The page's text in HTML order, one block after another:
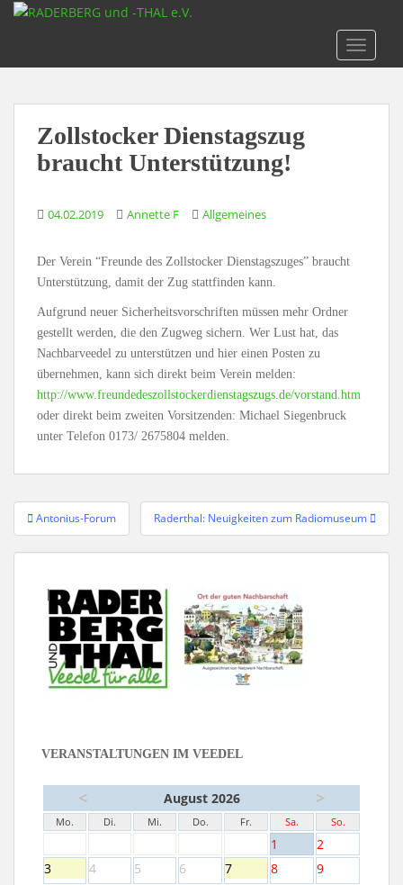
p
Zollstocker Dienstagszug
braucht Unterstützung!
04.02.2019 Annette F Allgemeines
Der Verein “Freunde des Zollstocker Dienstagszuges” braucht
Unterstützung, damit der Zug stattfinden kann.
Aufgrund neuer Sicherheitsvorschriften müssen mehr Ordner
gestellt werden, die den Zugweg sichern. Wer Lust hat, das
Nachbarveedel zu unterstützen und hier einen Posten zu
übernehmen, kann sich direkt beim Verein melden:
http://www.freundedeszollstockerdienstagszugs.de/vorstand.htm
oder direkt beim zweiten Vorsitzenden: Michael Siegenbruck
unter Telefon 0173/ 2675804 melden.
Beitragsnavigation
Antonius-Forum Raderthal: Neuigkeiten zum Radiomuseum
VERANSTALTUNGEN IM VEEDEL
< August 2026 >
Mo. Di. Mi. Do. Fr. Sa. So.
1
2
3
4 5 6 7 8
9